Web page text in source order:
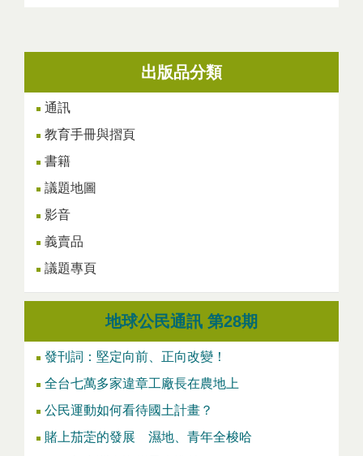
出版品分類
通訊
教育手冊與摺頁
書籍
議題地圖
影音
義賣品
議題專頁
地球公民通訊 第28期
發刊詞：堅定向前、正向改變！
全台七萬多家違章工廠長在農地上
公民運動如何看待國土計畫？
賭上茄萣的發展 濕地、青年全梭哈